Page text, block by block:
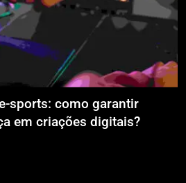
sports: como garantir
em criações digitais?